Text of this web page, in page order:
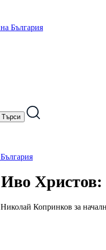
България
Христов:
Копринков за